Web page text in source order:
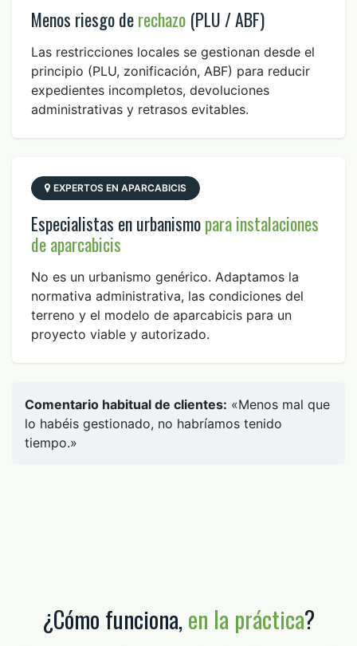
Menos riesgo derechazo (PLU / ABF)
Las restricciones locales se gestionan desde el
principio (PLU, zonificación, ABF) para reducir
expedientes incompletos, devoluciones
administrativas y retrasos evitables.
EXPERTOS EN APARCABICIS
Especialistas en urbanismopara instalaciones
de aparcabicis
No es un urbanismo genérico. Adaptamos la
normativa administrativa, las condiciones del
terreno y el modelo de aparcabicis para un
proyecto viable y autorizado.
Comentario habitual de clientes: «Menos mal que
lo habéis gestionado, no habríamos tenido
tiempo.»
¿Cómo funciona, en la práctica?